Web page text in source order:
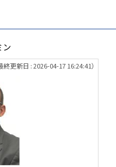
ン
終更新日 : 2026-04-17 16:24:41）